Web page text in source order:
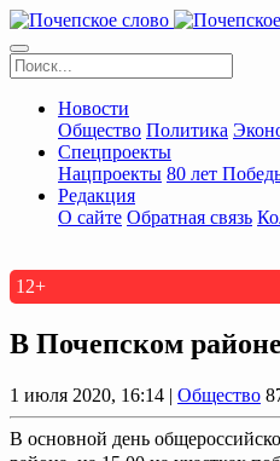
Новости
Общество Политика
Спецпроекты
Нацпроекты 80 лет
Редакция
О сайте Обратная связь
12+
В Почепском
1 июля 2020, 16:14 | Общество
В основной день